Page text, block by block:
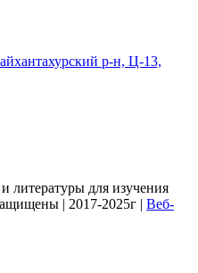
р-н, Ц-13,
литературы для изучения
| 2017-2025г | Веб-